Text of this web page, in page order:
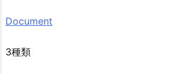
Document
3種類